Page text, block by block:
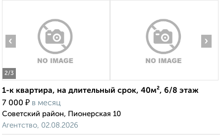
2/3
‹ ›
1-к квартира, на длительный срок, 40м², 6/8 этаж
7 000 ₽ в месяц
Советский район, Пионерская 10
Агентство, 02.08.2026